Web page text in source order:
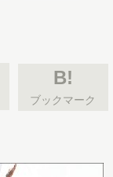
B!
ブックマーク